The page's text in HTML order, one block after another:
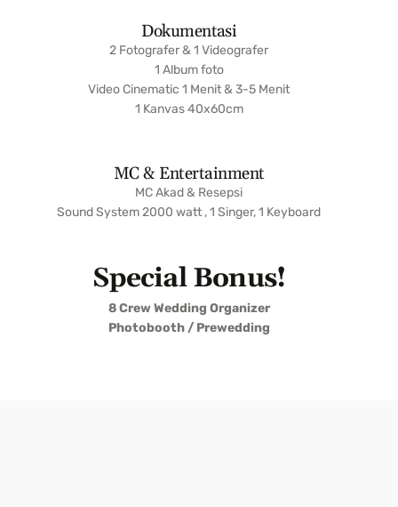
Dokumentasi
2 Fotografer & 1 Videografer
1 Album foto
Video Cinematic 1 Menit & 3-5 Menit
1 Kanvas 40x60cm
MC & Entertainment
MC Akad & Resepsi
Sound System 2000 watt , 1 Singer, 1 Keyboard
Special Bonus!
8 Crew Wedding Organizer
Photobooth / Prewedding